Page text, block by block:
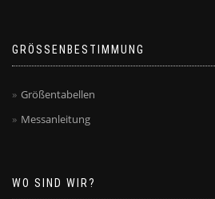
GRÖSSENBESTIMMUNG
Größentabellen
Messanleitung
WO SIND WIR?